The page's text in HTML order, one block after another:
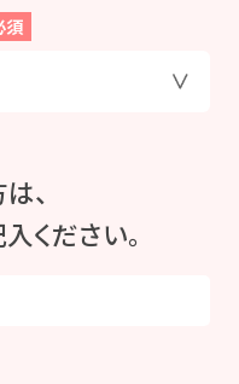
須
、
ください。